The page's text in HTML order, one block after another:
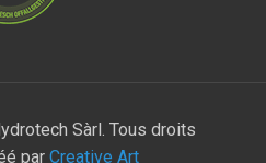
Sàrl. Tous droits
par Creative Art